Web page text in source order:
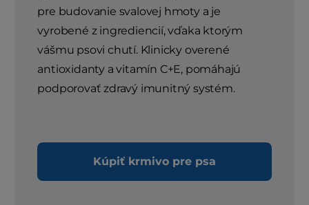
pre budovanie svalovej hmoty a je
vyrobené z ingrediencií, vďaka ktorým
vášmu psovi chutí. Klinicky overené
antioxidanty a vitamín C+E, pomáhajú
podporovať zdravý imunitný systém.
Kúpiť krmivo pre psa